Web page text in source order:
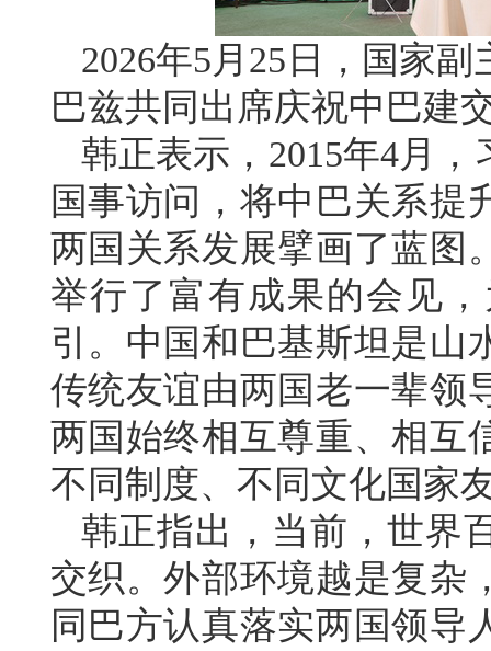
2026年5月25日，国家
巴兹共同出席庆祝中巴建
韩正表示，2015年4月
国事访问，将中巴关系提
两国关系发展擘画了蓝图
举行了富有成果的会见
引。中国和巴基斯坦是山
传统友谊由两国老一辈领
两国始终相互尊重、相互
不同制度、不同文化国家
韩正指出，当前，世界
交织。外部环境越是复杂
同巴方认真落实两国领导